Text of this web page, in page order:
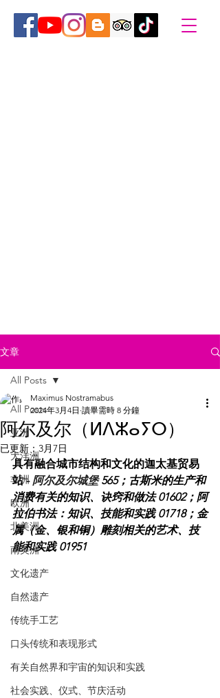
文章
All Posts
亚洲
大洋洲
非洲
欧洲
北美洲
南美洲
文化遗产
自然遗产
传统手工艺
口头传统和表现形式
有关自然界和宇宙的知识和实践
社会实践、仪式、节庆活动
All Posts
阿尔及尔（ⵍⴷⵣⴰⵢⵔ）
Maximus Nostramabus
2024年3月4日 讀畢需時 8 分鐘
已更新：3月7日
具有融合城市结构和文化的迦太基贸易
站 - 阿尔及尔城堡 565； 古斯米的生产和
消费有关的知识、诀窍和做法 01602； 阿
拉伯书法：知识、技能和实践 01718；金
属（金、银和铜）雕刻相关的艺术、技
能和实践 01951